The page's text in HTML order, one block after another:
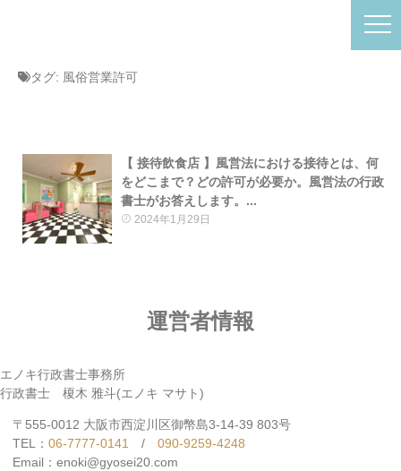
タグ: 風俗営業許可
【 接待飲食店 】風営法における接待とは、何
をどこまで？どの許可が必要か。風営法の行政
書士がお答えします。...
2024年1月29日
運営者情報
エノキ行政書士事務所
行政書士 榎木 雅斗(エノキ マサト)
〒555-0012 大阪市西淀川区御幣島3-14-39 803号
TEL： 06-7777-0141 / 090-9259-4248
Email：enoki@gyosei20.com